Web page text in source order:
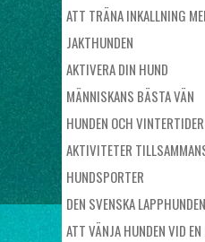
ATT TRÄNA INKALLNING
JAKTHUNDEN
AKTIVERA DIN HUND
MÄNNISKANS BÄSTA VÄN
HUNDEN OCH VINTERTIDER
AKTIVITETER
HUNDSPORTER
DEN SVENSKA LAPPHUNDEN
ATT VÄNJA HUNDEN VID